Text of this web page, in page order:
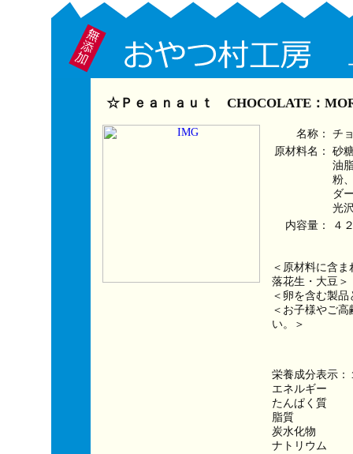
☆Ｐｅａｎａｕｔ CHOCOLATE：
名称：
チ
原材料名：
砂
油
粉
ダ
光
内容量：
４
＜原材料に含
落花生・大豆＞
＜卵を含む製
＜お子様やご
い。＞
栄養成分表示：
エネルギー　
たんぱく質　　
脂質　　　　
炭水化物　　　
ナトリウム　　